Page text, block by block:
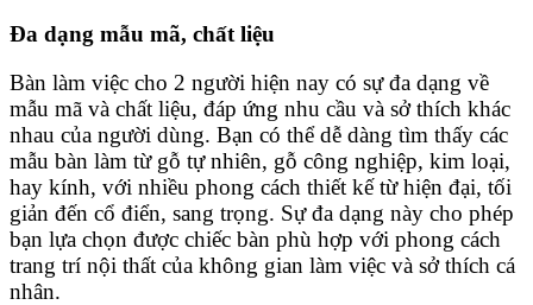
Đa dạng mẫu mã, chất liệu
Bàn làm việc cho 2 người hiện nay có sự đa dạng về
mẫu mã và chất liệu, đáp ứng nhu cầu và sở thích khác
nhau của người dùng. Bạn có thể dễ dàng tìm thấy các
mẫu bàn làm từ gỗ tự nhiên, gỗ công nghiệp, kim loại,
hay kính, với nhiều phong cách thiết kế từ hiện đại, tối
giản đến cổ điển, sang trọng. Sự đa dạng này cho phép
bạn lựa chọn được chiếc bàn phù hợp với phong cách
trang trí nội thất của không gian làm việc và sở thích cá
nhân.